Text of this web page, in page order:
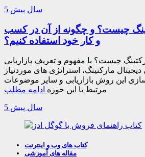
5 سال پیش
چیست؟ و چگونه از آن در کسب
و کار خود استفاده کنیم؟
چیست؟ با مفهوم و تعریف بازاریابی
مارکتینگ، استراتژی های موردنیاز
سازی این روش بازاریابی و سایر موضوعات
مرتبط با این حوزه ادامه مطلب
5 سال پیش
کتاب های وب و اینترنت
مقاله های آموزشی